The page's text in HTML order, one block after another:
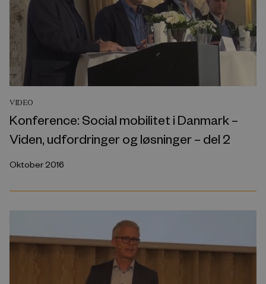
VIDEO
Konference: Social mobilitet i Danmark –
Viden, udfordringer og løsninger – del 2
Oktober 2016